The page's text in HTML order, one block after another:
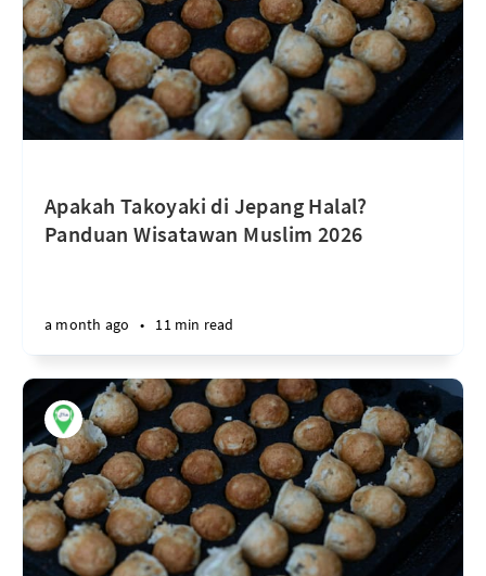
Apakah Takoyaki di Jepang Halal?
Panduan Wisatawan Muslim 2026
a month ago • 11 min read